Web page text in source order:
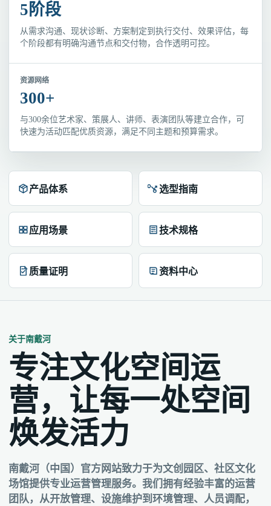
5阶段
从需求沟通、现状诊断、方案制定到执行交付、效果评估，每
个阶段都有明确沟通节点和交付物，合作透明可控。
资源网络
300+
与300余位艺术家、策展人、讲师、表演团队等建立合作，可
快速为活动匹配优质资源，满足不同主题和预算需求。
产品体系 选型指南
应用场景 技术规格
质量证明 资料中心
关于南戴河
专注文化空间运
营，让每一处空间
焕发活力
南戴河（中国）官方网站致力于为文创园区、社区文化
场馆提供专业运营管理服务。我们拥有经验丰富的运营
团队，从开放管理、设施维护到环境管理、人员调配，